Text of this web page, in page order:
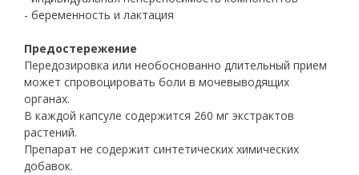
- беременность и лактация
Предостережение
Передозировка или необоснованно длительный прием
может спровоцировать боли в мочевыводящих
органах.
В каждой капсуле содержится 260 мг экстрактов
растений.
Препарат не содержит синтетических химических
добавок.